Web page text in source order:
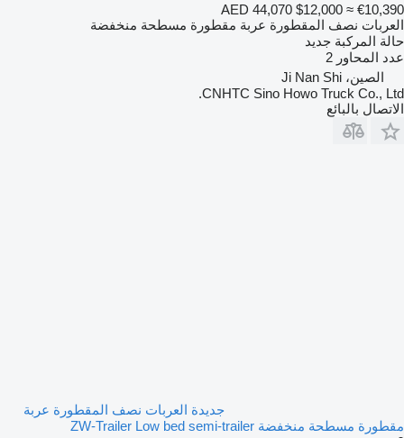
AED 44,070 $12,000 ≈ €10,390
العربات نصف المقطورة عربة مقطورة مسطحة منخفضة
حالة المركبة جديد
عدد المحاور 2
الصين، Ji Nan Shi
CNHTC Sino Howo Truck Co., Ltd.
الاتصال بالبائع
جديدة العربات نصف المقطورة عربة
مقطورة مسطحة منخفضة ZW-Trailer Low bed semi-trailer